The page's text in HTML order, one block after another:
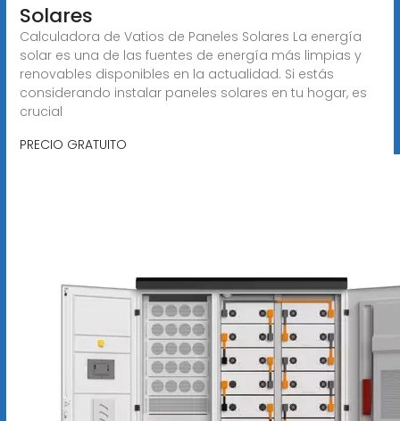
Solares
Calculadora de Vatios de Paneles Solares La energía
solar es una de las fuentes de energía más limpias y
renovables disponibles en la actualidad. Si estás
considerando instalar paneles solares en tu hogar, es
crucial
PRECIO GRATUITO